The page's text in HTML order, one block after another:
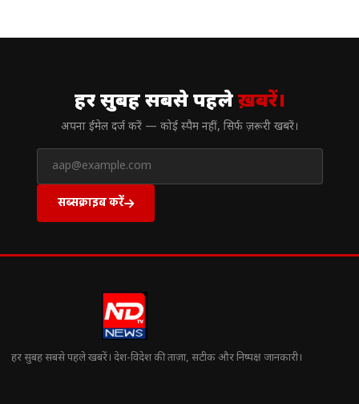
हर सुबह सबसे पहलेख़बरें।
अपना ईमेल दर्ज करें — कोई स्पैम नहीं, सिर्फ ज़रूरी खबरें।
सब्सक्राइब करें
हर सुबह सबसे पहले खबरें। देश-विदेश की ताज़ा, सटीक और निष्पक्ष जानकारी।